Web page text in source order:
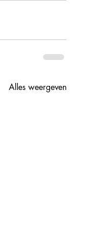
Alles weergeven